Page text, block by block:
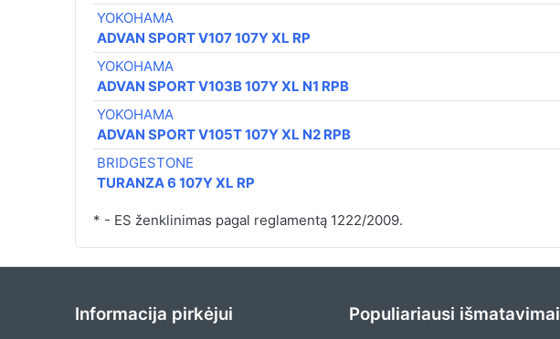
YOKOHAMA
ADVAN SPORT V107 107Y XL RP
YOKOHAMA
ADVAN SPORT V103B 107Y XL N1 RPB
YOKOHAMA
ADVAN SPORT V105T 107Y XL N2 RPB
BRIDGESTONE
TURANZA 6 107Y XL RP
* - ES ženklinimas pagal reglamentą 1222/2009.
Informacija pirkėjui Populiariausi išmatavimai